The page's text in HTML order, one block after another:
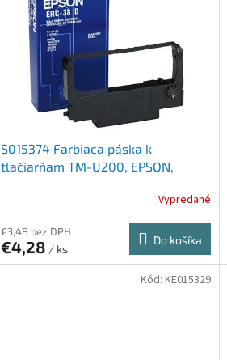
S015374 Farbiaca páska k
tlačiarňam TM-U200, EPSON,
Vypredané
€3,48 bez DPH
€4,28 / ks
Do košíka
Kód: KE015329